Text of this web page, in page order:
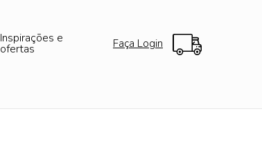
Inspirações e
ofertas Faça Login